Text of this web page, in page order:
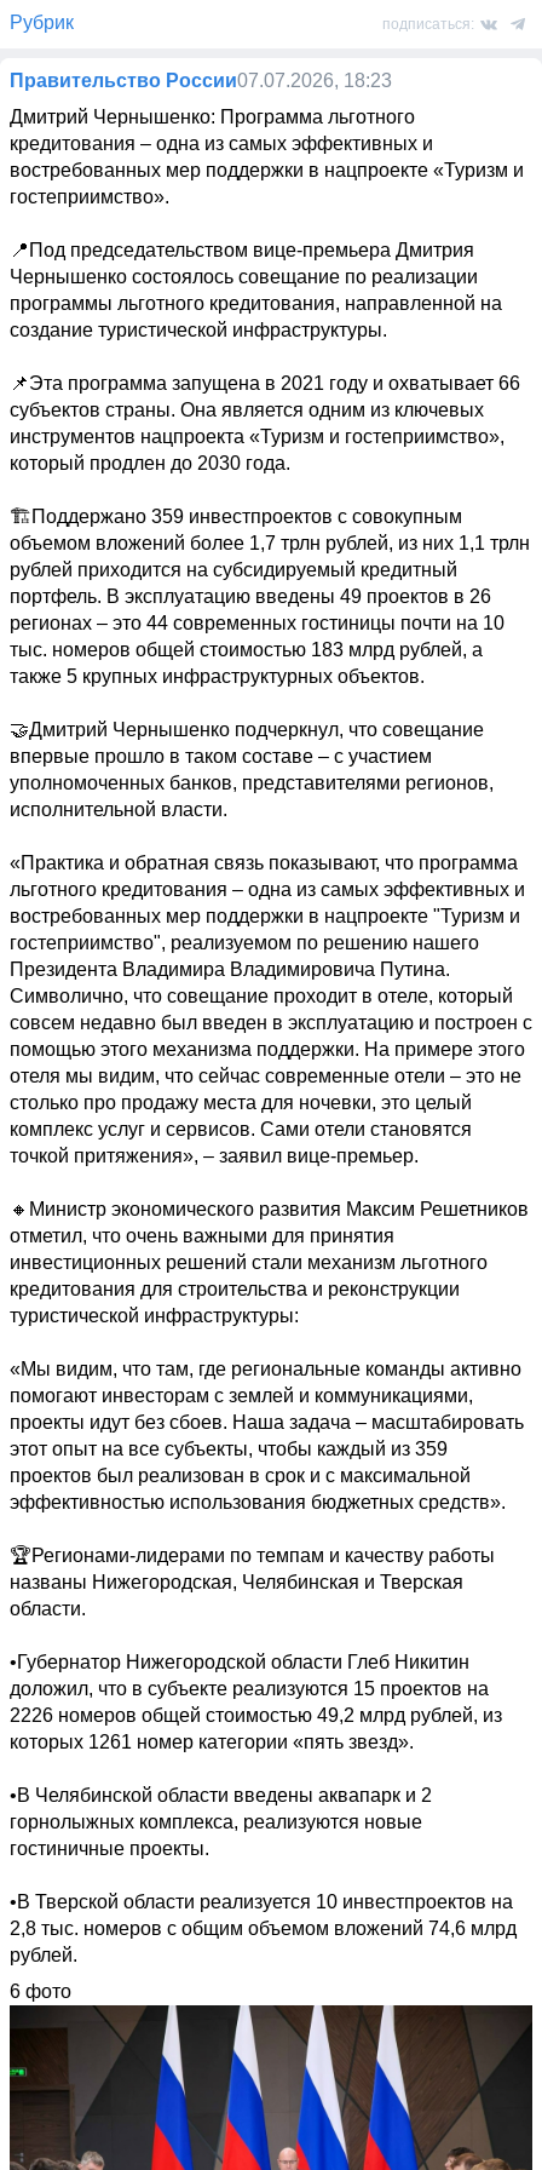
Рубрик подписаться:
Правительство России07.07.2026, 18:23
Дмитрий Чернышенко: Программа льготного
кредитования – одна из самых эффективных и
востребованных мер поддержки в нацпроекте «Туризм и
гостеприимство».
📍Под председательством вице-премьера Дмитрия
Чернышенко состоялось совещание по реализации
программы льготного кредитования, направленной на
создание туристической инфраструктуры.
📌Эта программа запущена в 2021 году и охватывает 66
субъектов страны. Она является одним из ключевых
инструментов нацпроекта «Туризм и гостеприимство»,
который продлен до 2030 года.
🏗Поддержано 359 инвестпроектов с совокупным
объемом вложений более 1,7 трлн рублей, из них 1,1 трлн
рублей приходится на субсидируемый кредитный
портфель. В эксплуатацию введены 49 проектов в 26
регионах – это 44 современных гостиницы почти на 10
тыс. номеров общей стоимостью 183 млрд рублей, а
также 5 крупных инфраструктурных объектов.
🤝Дмитрий Чернышенко подчеркнул, что совещание
впервые прошло в таком составе – с участием
уполномоченных банков, представителями регионов,
исполнительной власти.
«Практика и обратная связь показывают, что программа
льготного кредитования – одна из самых эффективных и
востребованных мер поддержки в нацпроекте "Туризм и
гостеприимство", реализуемом по решению нашего
Президента Владимира Владимировича Путина.
Символично, что совещание проходит в отеле, который
совсем недавно был введен в эксплуатацию и построен с
помощью этого механизма поддержки. На примере этого
отеля мы видим, что сейчас современные отели – это не
столько про продажу места для ночевки, это целый
комплекс услуг и сервисов. Сами отели становятся
точкой притяжения», – заявил вице-премьер.
🔸Министр экономического развития Максим Решетников
отметил, что очень важными для принятия
инвестиционных решений стали механизм льготного
кредитования для строительства и реконструкции
туристической инфраструктуры:
«Мы видим, что там, где региональные команды активно
помогают инвесторам с землей и коммуникациями,
проекты идут без сбоев. Наша задача – масштабировать
этот опыт на все субъекты, чтобы каждый из 359
проектов был реализован в срок и с максимальной
эффективностью использования бюджетных средств».
🏆Регионами-лидерами по темпам и качеству работы
названы Нижегородская, Челябинская и Тверская
области.
•Губернатор Нижегородской области Глеб Никитин
доложил, что в субъекте реализуются 15 проектов на
2226 номеров общей стоимостью 49,2 млрд рублей, из
которых 1261 номер категории «пять звезд».
•В Челябинской области введены аквапарк и 2
горнолыжных комплекса, реализуются новые
гостиничные проекты.
•В Тверской области реализуется 10 инвестпроектов на
2,8 тыс. номеров с общим объемом вложений 74,6 млрд
рублей.
6 фото